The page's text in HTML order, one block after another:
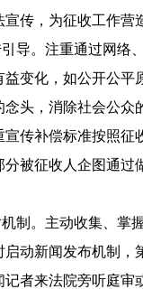
传，为征收工作营
。注重通过网络、
益变化，如公开公
念头，消除社会公
宣传补偿标准按照
被征收人企图通过
。主动收集、掌握
启动新闻发布机制
记者来法院旁听庭